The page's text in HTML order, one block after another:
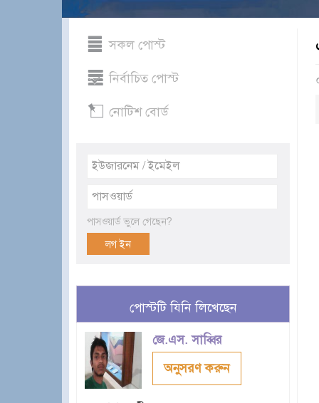
সকল পোস্ট
নির্বাচিত পোস্ট
নোটিশ বোর্ড
পাসওয়ার্ড ভুলে গেছেন?
পোস্টটি যিনি লিখেছেন
জে.এস. সাব্বির
অনুসরণ করুন